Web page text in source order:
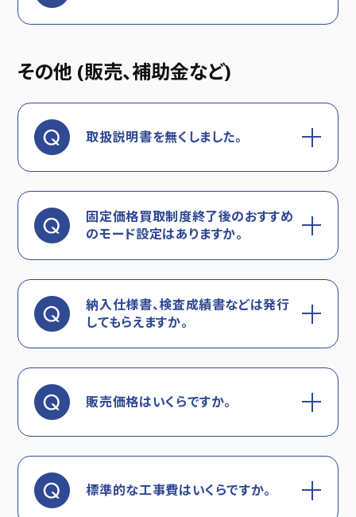
その他 (販売、補助金など)
取扱説明書を無くしました。
固定価格買取制度終了後のおすすめ
のモード設定はありますか。
納入仕様書、検査成績書などは発行
してもらえますか。
販売価格はいくらですか。
標準的な工事費はいくらですか。